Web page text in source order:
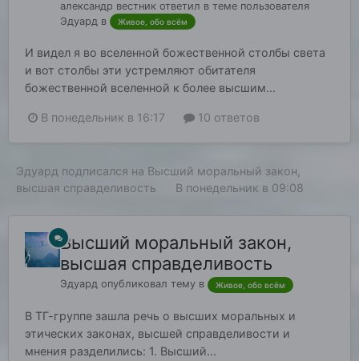
александр вестник ответил в теме пользователя
Эдуард в Живое, обо всём
И видел я во вселенной божественной столбы света
и вот столбы эти устремляют обитателя
божественной вселенной к более высшим...
В понедельник в 16:17 10 ответов
Эдуард подписался на Высший моральный закон,
высшая справделивость
В понедельник в 09:08
Высший моральный закон,
высшая справделивость
Эдуард опубликовал тему в Живое, обо всём
В ТГ-группе зашла речь о высших моральных и
этических законах, высшей справделивости и
мнения разделились: 1. Высший...